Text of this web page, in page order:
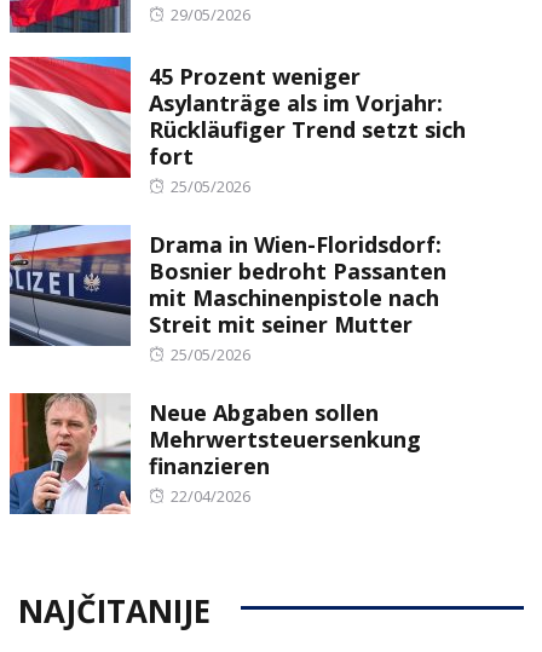
Posted
29/05/2026
45 Prozent weniger
Asylanträge als im Vorjahr:
Rückläufiger Trend setzt sich
fort
Posted
25/05/2026
Drama in Wien-Floridsdorf:
Bosnier bedroht Passanten
mit Maschinenpistole nach
Streit mit seiner Mutter
Posted
25/05/2026
Neue Abgaben sollen
Mehrwertsteuersenkung
finanzieren
Posted
22/04/2026
NAJČITANIJE